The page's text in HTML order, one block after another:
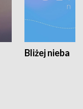
Bliżej nieba